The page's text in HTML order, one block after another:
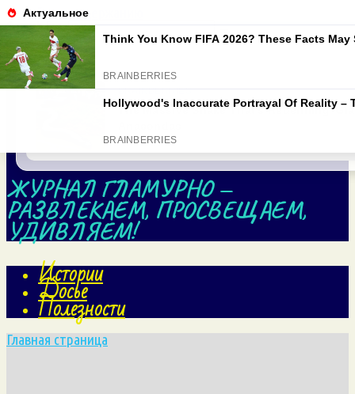
Перейти к содержанию
Search for:
ЖУРНАЛ ГЛАМУРНО —
РАЗВЛЕКАЕМ, ПРОСВЕЩАЕМ,
УДИВЛЯЕМ!
Истории
Досье
Полезности
Главная страница